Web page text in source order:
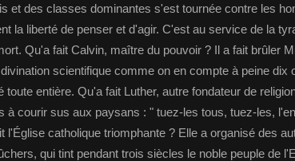
et des classes dominantes s'est tournée contre les
la liberté de penser et d'agir. C'est au service de la
Qu'a fait Calvin, maître du pouvoir ? Il a fait brûler
scientifique comme on en compte à peine dix
toute entière. Qu'a fait Luther, autre fondateur de
à courir sus aux paysans : " tuez-les tous, tuez-les,
l'Église catholique triomphante ? Elle a organisé des
qui tint pendant trois siècles le noble peuple de